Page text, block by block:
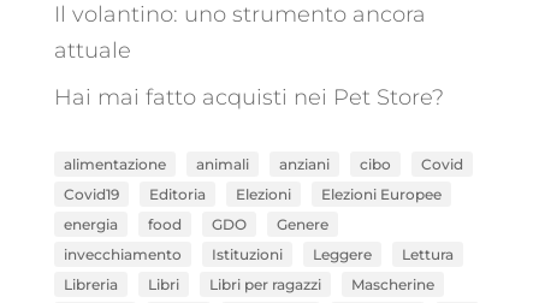
Il volantino: uno strumento ancora
attuale
Hai mai fatto acquisti nei Pet Store?
alimentazione animali anziani cibo
Covid
Covid19
Editoria Elezioni
Elezioni Europee
energia
food GDO
Genere
invecchiamento
Istituzioni Leggere
Lettura
Libreria
Libri Libri per ragazzi
Mascherine